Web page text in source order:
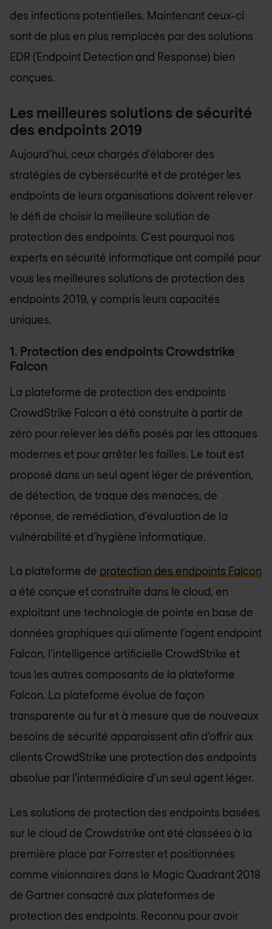
des infections potentielles. Maintenant ceux-ci
sont de plus en plus remplacés par des solutions
EDR (Endpoint Detection and Response) bien
conçues.
Les meilleures solutions de sécurité
des endpoints 2019
Aujourd'hui, ceux chargés d’élaborer des
stratégies de cybersécurité et de protéger les
endpoints de leurs organisations doivent relever
le défi de choisir la meilleure solution de
protection des endpoints. C’est pourquoi nos
experts en sécurité informatique ont compilé pour
vous les meilleures solutions de protection des
endpoints 2019, y compris leurs capacités
uniques.
1. Protection des endpoints Crowdstrike
Falcon
La plateforme de protection des endpoints
CrowdStrike Falcon a été construite à partir de
zéro pour relever les défis posés par les attaques
modernes et pour arrêter les failles. Le tout est
proposé dans un seul agent léger de prévention,
de détection, de traque des menaces, de
réponse, de remédiation, d’évaluation de la
vulnérabilité et d’hygiène informatique.
La plateforme de protection des endpoints Falcon
a été conçue et construite dans le cloud, en
exploitant une technologie de pointe en base de
données graphiques qui alimente l’agent endpoint
Falcon, l'intelligence artificielle CrowdStrike et
tous les autres composants de la plateforme
Falcon. La plateforme évolue de façon
transparente au fur et à mesure que de nouveaux
besoins de sécurité apparaissent afin d’offrir aux
clients CrowdStrike une protection des endpoints
absolue par l'intermédiaire d'un seul agent léger.
Les solutions de protection des endpoints basées
sur le cloud de Crowdstrike ont été classées à la
première place par Forrester et positionnées
comme visionnaires dans le Magic Quadrant 2018
de Gartner consacré aux plateformes de
protection des endpoints. Reconnu pour avoir